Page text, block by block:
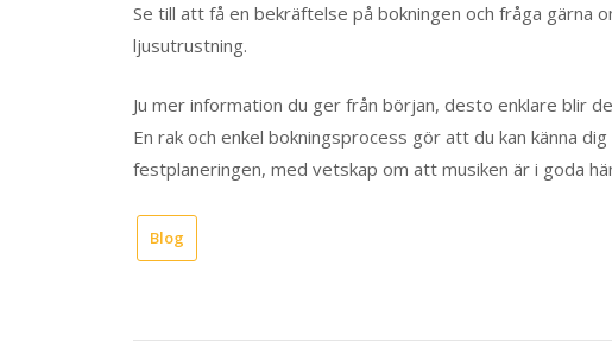
Se till att få en bekräftelse på bokningen och fråga gärna
ljusutrustning.
Ju mer information du ger från början, desto enklare blir
En rak och enkel bokningsprocess gör att du kan känna
festplaneringen, med vetskap om att musiken är i goda
Blog